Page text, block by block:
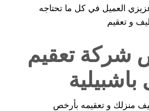
عزيزي العميل في كل ما تحتاجه
و تعقيم
شركة تعقيم
باشبيلية
منزلك و تعقيمه بأرخص